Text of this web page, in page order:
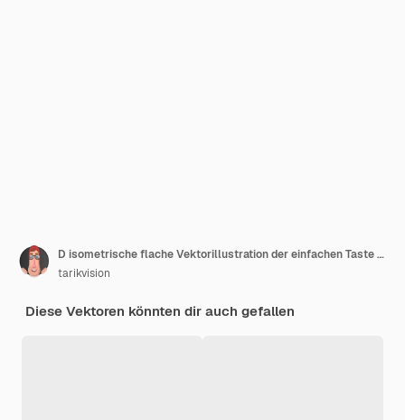
D isometrische flache Vektorillustration der einfachen Taste Start Start Start neues Geschäft
tarikvision
Diese Vektoren könnten dir auch gefallen